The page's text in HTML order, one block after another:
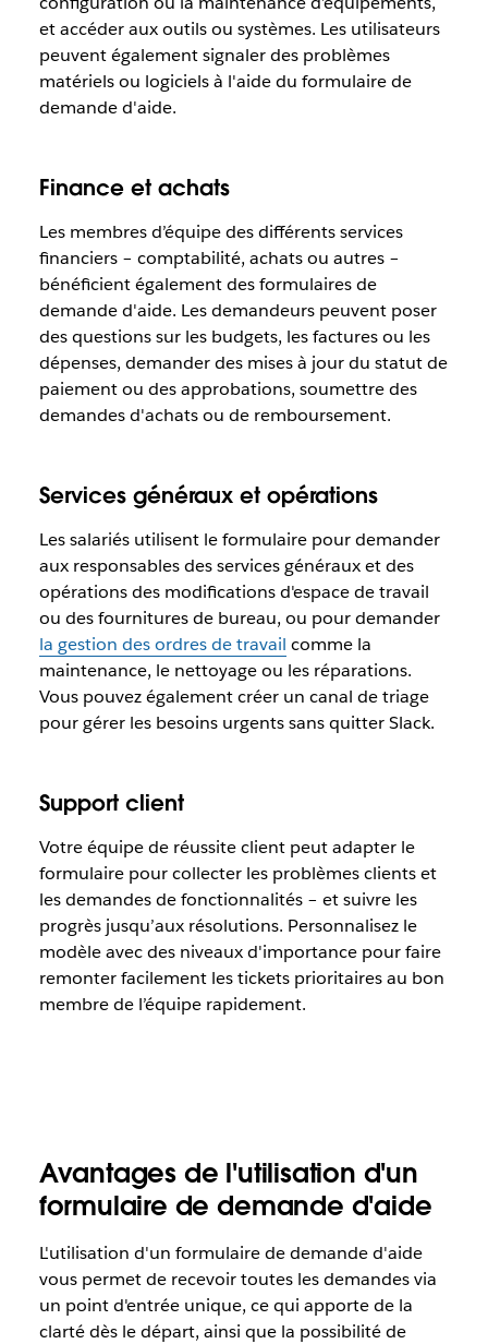
et accéder aux outils ou systèmes. Les utilisateurs
peuvent également signaler des problèmes
matériels ou logiciels à l'aide du formulaire de
demande d'aide.
Finance et achats
Les membres d’équipe des différents services
financiers – comptabilité, achats ou autres –
bénéficient également des formulaires de
demande d'aide. Les demandeurs peuvent poser
des questions sur les budgets, les factures ou les
dépenses, demander des mises à jour du statut de
paiement ou des approbations, soumettre des
demandes d'achats ou de remboursement.
Services généraux et opérations
Les salariés utilisent le formulaire pour demander
aux responsables des services généraux et des
opérations des modifications d'espace de travail
ou des fournitures de bureau, ou pour demander
la gestion des ordres de travail comme la
maintenance, le nettoyage ou les réparations.
Vous pouvez également créer un canal de triage
pour gérer les besoins urgents sans quitter Slack.
Support client
Votre équipe de réussite client peut adapter le
formulaire pour collecter les problèmes clients et
les demandes de fonctionnalités – et suivre les
progrès jusqu’aux résolutions. Personnalisez le
modèle avec des niveaux d'importance pour faire
remonter facilement les tickets prioritaires au bon
membre de l’équipe rapidement.
Avantages de l'utilisation d'un
formulaire de demande d'aide
L'utilisation d'un formulaire de demande d'aide
vous permet de recevoir toutes les demandes via
un point d'entrée unique, ce qui apporte de la
clarté dès le départ, ainsi que la possibilité de